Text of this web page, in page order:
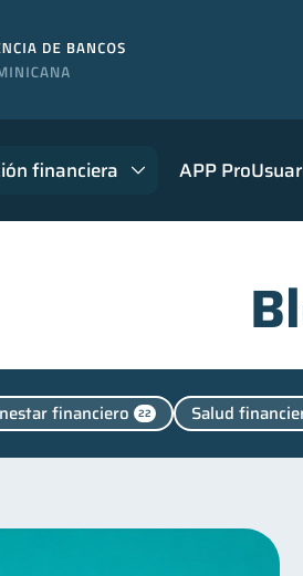
financiera APP
financiero 22 Salud